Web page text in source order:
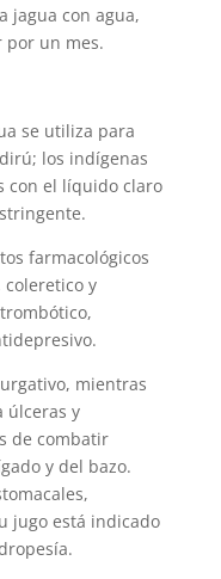
jagua con agua,
por un mes.
se utiliza para
los indígenas
con el líquido claro
farmacológicos
y
mientras
úlceras y
de combatir
y del bazo.
jugo está indicado